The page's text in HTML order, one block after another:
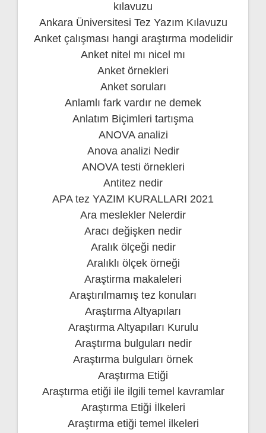
kılavuzu
Ankara Üniversitesi Tez Yazım Kılavuzu
Anket çalışması hangi araştırma modelidir
Anket nitel mı nicel mı
Anket örnekleri
Anket soruları
Anlamlı fark vardır ne demek
Anlatım Biçimleri tartışma
ANOVA analizi
Anova analizi Nedir
ANOVA testi örnekleri
Antitez nedir
APA tez YAZIM KURALLARI 2021
Ara meslekler Nelerdir
Aracı değişken nedir
Aralık ölçeği nedir
Aralıklı ölçek örneği
Araştirma makaleleri
Araştırılmamış tez konuları
Araştırma Altyapıları
Araştırma Altyapıları Kurulu
Araştırma bulguları nedir
Araştırma bulguları örnek
Araştırma Etiği
Araştırma etiği ile ilgili temel kavramlar
Araştırma Etiği İlkeleri
Araştırma etiği temel ilkeleri